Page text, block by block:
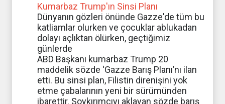
Kumarbaz Trump'ın Sinsi Planı
Dünyanın gözleri önünde Gazze'de tüm bu
katliamlar olurken ve çocuklar ablukadan
dolayı açlıktan ölürken, geçtiğimiz
günlerde
ABD Başkanı kumarbaz Trump 20
maddelik sözde ‘Gazze Barış Planı’nı ilan
etti. Bu sinsi plan, Filistin direnişini yok
etme çabalarının yeni bir sürümünden
ibarettir. Soykırımcıyı aklayan sözde barış